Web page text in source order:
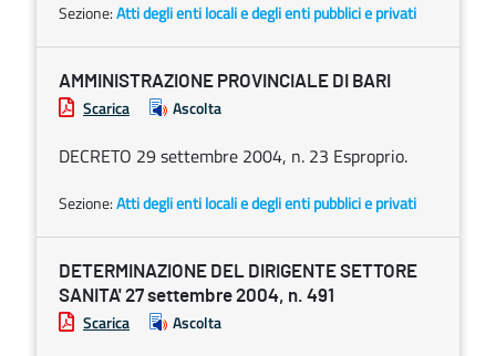
Sezione:Atti degli enti locali e degli enti pubblici e privati
AMMINISTRAZIONE PROVINCIALE DI BARI
Scarica Ascolta
DECRETO 29 settembre 2004, n. 23 Esproprio.
Sezione:Atti degli enti locali e degli enti pubblici e privati
DETERMINAZIONE DEL DIRIGENTE SETTORE
SANITA' 27 settembre 2004, n. 491
Scarica Ascolta